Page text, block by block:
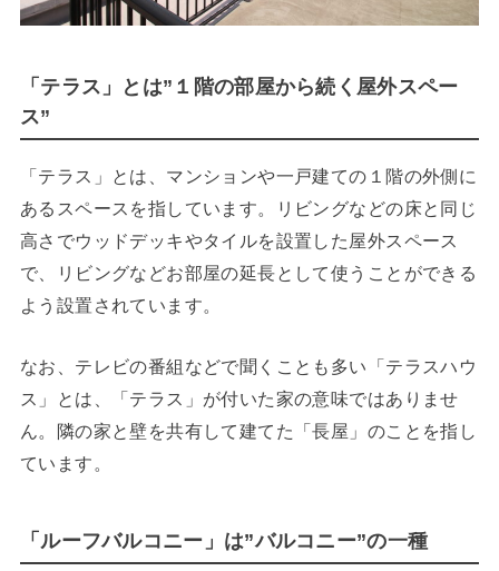
「テラス」とは”１階の部屋から続く屋外スペー
ス”
「テラス」とは、マンションや一戸建ての１階の外側に
あるスペースを指しています。リビングなどの床と同じ
高さでウッドデッキやタイルを設置した屋外スペース
で、リビングなどお部屋の延長として使うことができる
よう設置されています。
なお、テレビの番組などで聞くことも多い「テラスハウ
ス」とは、「テラス」が付いた家の意味ではありませ
ん。隣の家と壁を共有して建てた「長屋」のことを指し
ています。
「ルーフバルコニー」は”バルコニー”の一種